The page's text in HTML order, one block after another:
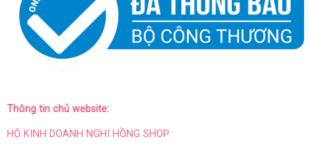
Thông tin chủ website:
HỘ KINH DOANH NGHI HỒNG SHOP